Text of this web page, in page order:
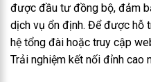
được đầu tư đồng bộ, đảm
dịch vụ ổn định. Để được hỗ
hệ tổng đài hoặc truy cập
Trải nghiệm kết nối đỉnh cao